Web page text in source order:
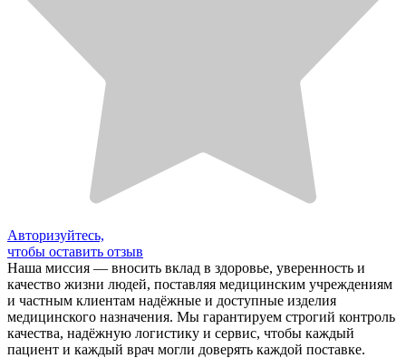
Авторизуйтесь,
чтобы оставить отзыв
Наша миссия — вносить вклад в здоровье, уверенность и
качество жизни людей, поставляя медицинским учреждениям
и частным клиентам надёжные и доступные изделия
медицинского назначения. Мы гарантируем строгий контроль
качества, надёжную логистику и сервис, чтобы каждый
пациент и каждый врач могли доверять каждой поставке.